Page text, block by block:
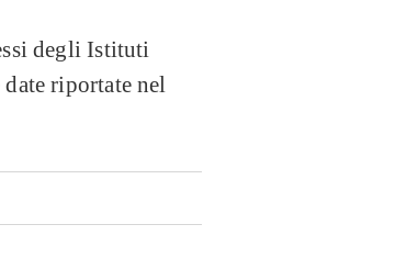
degli Istituti
riportate nel